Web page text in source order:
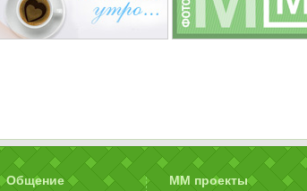
Общение ММ проекты